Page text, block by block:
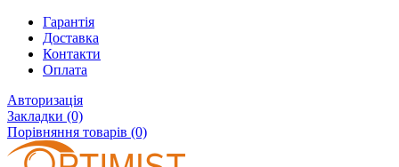
Гарантія
Доставка
Контакти
Оплата
Авторизація
Закладки (0)
Порівняння товарів (0)